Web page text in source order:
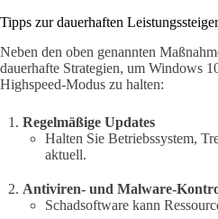
Tipps zur dauerhaften
Neben den oben genannten
dauerhafte Strategien, um Windows
Highspeed-Modus zu halten:
Regelmäßige Updates
Halten Sie Betriebssystem,
aktuell.
Antiviren- und Malware-
Schadsoftware kann